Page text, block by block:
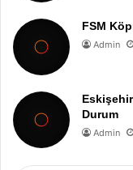
FSM
Admin
Durum
Admin